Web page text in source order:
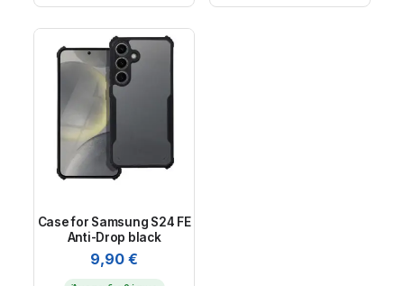
Case for Samsung S24 FE
Anti-Drop black
9,90€